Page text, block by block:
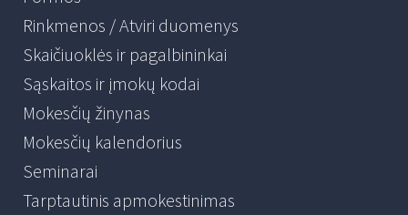
Rinkmenos / Atviri duomenys
Skaičiuoklės ir pagalbininkai
Sąskaitos ir įmokų kodai
Mokesčių žinynas
Mokesčių kalendorius
Seminarai
Tarptautinis apmokestinimas